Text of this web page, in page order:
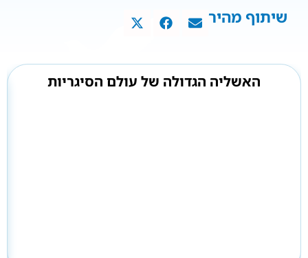
שיתוף מהיר
האשליה הגדולה של עולם הסיגריות